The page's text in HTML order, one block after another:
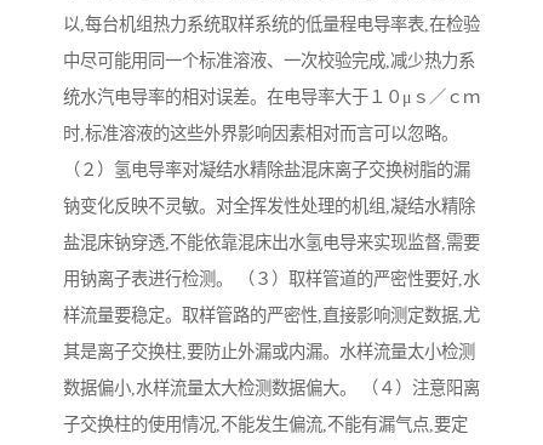
以,每台机组热力系统取样系统的低量程电导率表,在检验
中尽可能用同一个标准溶液、一次校验完成,减少热力系
统水汽电导率的相对误差。在电导率大于１０μｓ／ｃｍ
时,标准溶液的这些外界影响因素相对而言可以忽略。
（２）氢电导率对凝结水精除盐混床离子交换树脂的漏
钠变化反映不灵敏。对全挥发性处理的机组,凝结水精除
盐混床钠穿透,不能依靠混床出水氢电导来实现监督,需要
用钠离子表进行检测。 （３）取样管道的严密性要好,水
样流量要稳定。取样管路的严密性,直接影响测定数据,尤
其是离子交换柱,要防止外漏或内漏。水样流量太小检测
数据偏小,水样流量太大检测数据偏大。 （４）注意阳离
子交换柱的使用情况,不能发生偏流,不能有漏气点,要定